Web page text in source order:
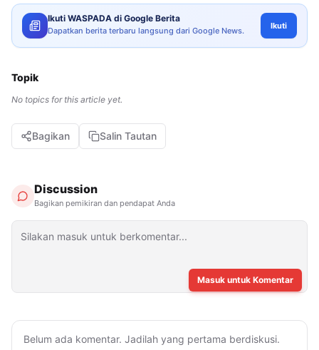
Ikuti WASPADA di Google Berita
Dapatkan berita terbaru langsung dari Google News. Ikuti
Topik
No topics for this article yet.
Bagikan Salin Tautan
Discussion
Bagikan pemikiran dan pendapat Anda
Masuk untuk Komentar
Belum ada komentar. Jadilah yang pertama berdiskusi.